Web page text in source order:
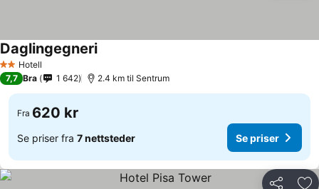
2 Stjerner
Hotell
Daglingegneri
7,7 Bra 1 642 2.4 km til Sentrum
Fra 620 kr
Se priser fra 7 nettsteder Se priser